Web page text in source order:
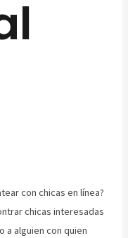
con chicas en línea?
chicas interesadas
a alguien con quien